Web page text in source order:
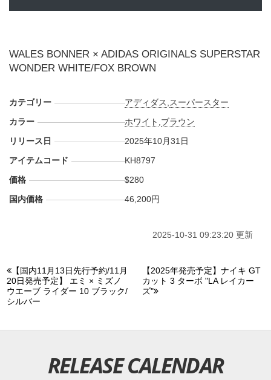
WALES BONNER × ADIDAS ORIGINALS SUPERSTAR
WONDER WHITE/FOX BROWN
カテゴリー アディダス スーパースター
カラー
ホワイト ブラウン
リリース日
2025年10月31日
アイテムコード
KH8797
価格
$280
国内価格
46,200円
2025-10-31 09:23:20 更新
【国内11月13日先行予約/11月
20日発売予定】 エミ × ミズノ
ウエーブ ライダー 10 ブラック/
シルバー
【2025年発売予定】ナイキ GT
カット 3 ターボ "LA レイカー
ズ"
RELEASE CALENDAR